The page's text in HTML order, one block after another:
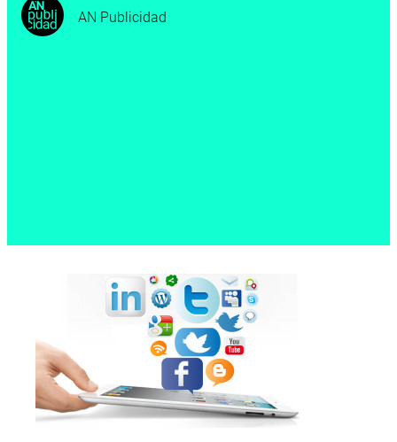
AN Publicidad